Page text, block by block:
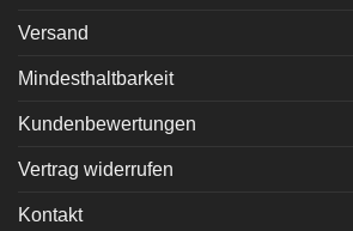
Versand
Mindesthaltbarkeit
Kundenbewertungen
Vertrag widerrufen
Kontakt